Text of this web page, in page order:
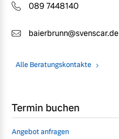
089 7448140
baierbrunn@svenscar.de
Alle Beratungskontakte
Termin buchen
Angebot anfragen